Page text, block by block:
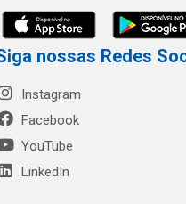
nossas Redes
Instagram
Facebook
YouTube
LinkedIn